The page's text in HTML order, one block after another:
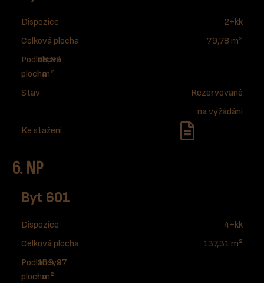
Dispozice
2+kk
Celková plocha
79,78 m²
Podlahová
plocha
68,83
m²
Stav
Rezervované
na vyžádání
Ke stažení
6. NP
Byt 601
Dispozice
4+kk
Celková plocha
137,31 m²
Podlahová
plocha
109,97
m²